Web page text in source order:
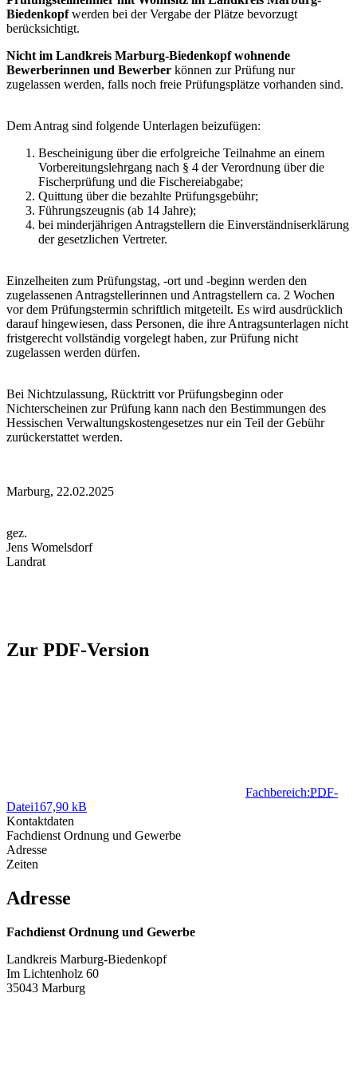
Biedenkopfwerden bei der Vergabe der Plätze bevorzugt
berücksichtigt.
Nicht im Landkreis Marburg-Biedenkopf wohnende
Bewerberinnen und Bewerber können zur Prüfung nur
zugelassen werden, falls noch freie Prüfungsplätze vorhanden sind.
Dem Antrag sind folgende Unterlagen beizufügen:
Bescheinigung über die erfolgreiche Teilnahme an einem
Vorbereitungslehrgang nach § 4 der Verordnung über die
Fischerprüfung und die Fischereiabgabe;
Quittung über die bezahlte Prüfungsgebühr;
Führungszeugnis (ab 14 Jahre);
bei minderjährigen Antragstellern die Einverständniserklärung
der gesetzlichen Vertreter.
Einzelheiten zum Prüfungstag, -ort und -beginn werden den
zugelassenen Antragstellerinnen und Antragstellern ca. 2 Wochen
vor dem Prüfungstermin schriftlich mitgeteilt. Es wird ausdrücklich
darauf hingewiesen, dass Personen, die ihre Antragsunterlagen nicht
fristgerecht vollständig vorgelegt haben, zur Prüfung nicht
zugelassen werden dürfen.
Bei Nichtzulassung, Rücktritt vor Prüfungsbeginn oder
Nichterscheinen zur Prüfung kann nach den Bestimmungen des
Hessischen Verwaltungskostengesetzes nur ein Teil der Gebühr
zurückerstattet werden.
Marburg, 22.02.2025
gez.
Jens Womelsdorf
Landrat
Zur PDF-Version
Fachbereich:PDF-
Datei167,90 kB
Kontaktdaten
Fachdienst Ordnung und Gewerbe
Adresse
Zeiten
Adresse
Fachdienst Ordnung und Gewerbe
Landkreis Marburg-Biedenkopf
Im Lichtenholz 60
35043 Marburg